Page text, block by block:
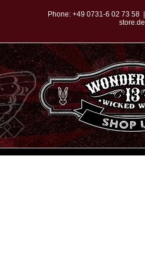
springen
Phone: +49 0731-6 02 73 58
store.de